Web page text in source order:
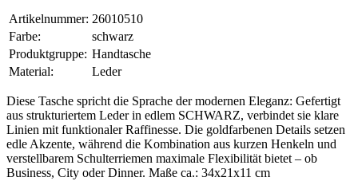
Artikelnummer: 26010510
Farbe:
schwarz
Produktgruppe: Handtasche
Material:
Leder
Diese Tasche spricht die Sprache der modernen Eleganz: Gefertigt
aus strukturiertem Leder in edlem SCHWARZ, verbindet sie klare
Linien mit funktionaler Raffinesse. Die goldfarbenen Details setzen
edle Akzente, während die Kombination aus kurzen Henkeln und
verstellbarem Schulterriemen maximale Flexibilität bietet – ob
Business, City oder Dinner. Maße ca.: 34x21x11 cm